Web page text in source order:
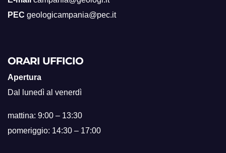
PEC geologicampania@pec.it
ORARI UFFICIO
Apertura
Dal lunedì al venerdì
mattina: 9:00 – 13:30
pomeriggio: 14:30 – 17:00